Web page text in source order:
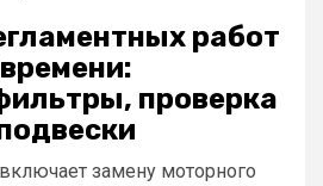
работ
проверка
замену моторного